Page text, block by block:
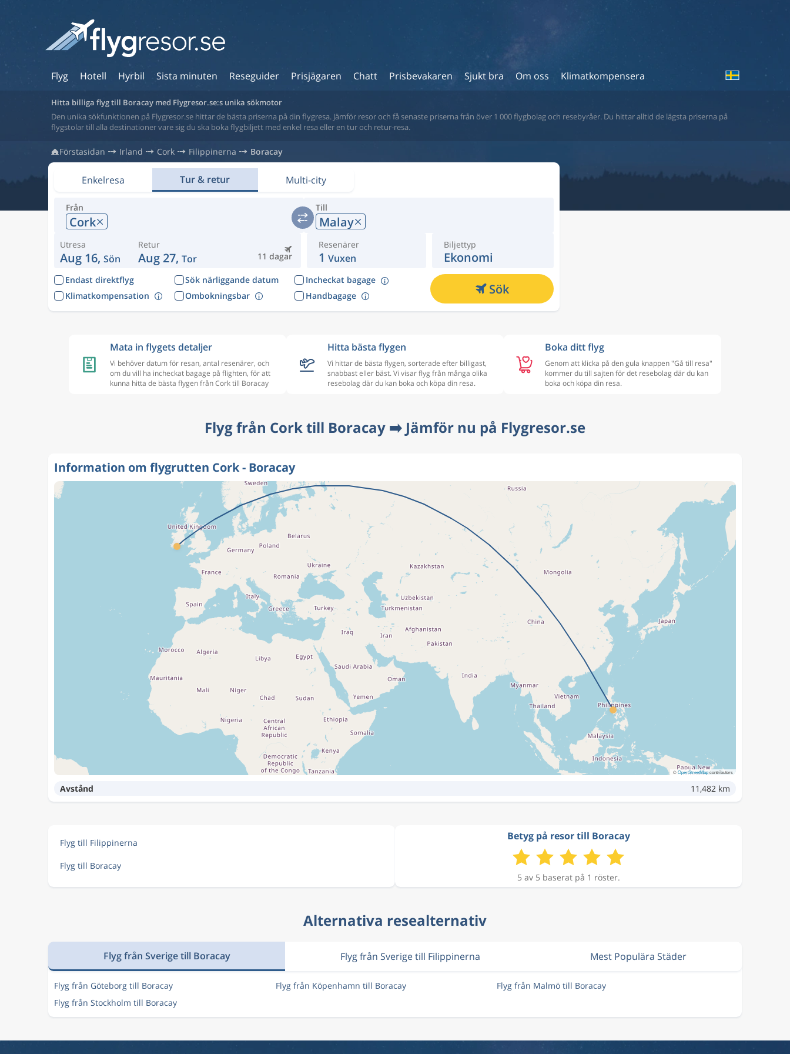
Flyg Hotell Hyrbil Sista minuten Reseguider Prisjägaren Chatt Prisbevakaren Sjukt bra Om oss Klimatkompensera
Hitta billiga flyg till Boracay med Flygresor.se:s unika sökmotor
Den unika sökfunktionen på Flygresor.se hittar de bästa priserna på din flygresa. Jämför resor och få senaste priserna från över 1 000 flygbolag och resebyråer. Du hittar alltid de lägsta priserna på
flygstolar till alla destinationer vare sig du ska boka flygbiljett med enkel resa eller en tur och retur-resa.
Förstasidan Irland Cork Filippinerna Boracay
Enkelresa Tur & retur Multi-city
Från
Cork
Till
Malay
Utresa
Aug 16, Sön 11 dagar
Retur
Aug 27, Tor
Resenärer
1 Vuxen
Biljettyp
Ekonomi
Endast direktflyg Sök närliggande datum
Incheckat bagage
Klimatkompensation
Ombokningsbar Handbagage Sök
Mata in flygets detaljer
Vi behöver datum för resan, antal resenärer, och
om du vill ha incheckat bagage på flighten, för att
kunna hitta de bästa flygen från Cork till Boracay
Hitta bästa flygen
Vi hittar de bästa flygen, sorterade efter billigast,
snabbast eller bäst. Vi visar flyg från många olika
resebolag där du kan boka och köpa din resa.
Boka ditt flyg
Genom att klicka på den gula knappen "Gå till resa"
kommer du till sajten för det resebolag där du kan
boka och köpa din resa.
Flyg från Cork till Boracay ➡️ Jämför nu på Flygresor.se
Information om flygrutten Cork - Boracay
©OpenStreetMapcontributors
Avstånd 11,482 km
Flyg till Filippinerna
Flyg till Boracay
Betyg på resor till Boracay
5 av 5 baserat på 1 röster.
Alternativa resealternativ
Flyg från Sverige till Boracay Flyg från Sverige till Filippinerna Mest Populära Städer
Flyg från Göteborg till Boracay Flyg från Köpenhamn till Boracay
Flyg från Malmö till Boracay
Flyg från Stockholm till Boracay